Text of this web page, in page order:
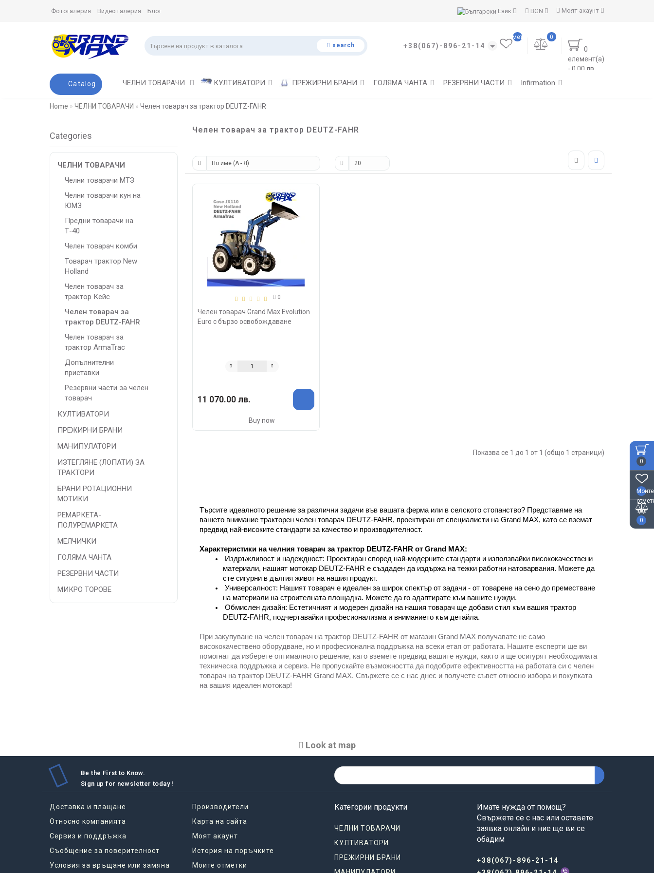
0
Моите
(0)
0
Моят акаунт
BGN
Език
Фотогалерия Видео галерия Блог
search +38(067)-896-21-14
0
елемент(а)
- 0.00 лв.
0
отметки
(0)
Catalog ЧЕЛНИ ТОВАРАЧИ КУЛТИВАТОРИ ПРЕЖИРНИ БРАНИ ГОЛЯМА ЧАНТА РЕЗЕРВНИ ЧАСТИ Infirmation
Home ЧЕЛНИ ТОВАРАЧИ Челен товарач за трактор DEUTZ-FAHR
Categories
ЧЕЛНИ ТОВАРАЧИ
Челни товарачи МТЗ
Челни товарачи кун на
ЮМЗ
Предни товарачи на
Т-40
Челен товарач комби
Товарач трактор New
Holland
Челен товарач за
трактор Кейс
Челен товарач за
трактор DEUTZ-FAHR
Челен товарач за
трактор ArmaTrac
Допълнителни
приставки
Резервни части за челен
товарач
КУЛТИВАТОРИ
ПРЕЖИРНИ БРАНИ
МАНИПУЛАТОРИ
ИЗТЕГЛЯНЕ (ЛОПАТИ) ЗА
ТРАКТОРИ
БРАНИ РОТАЦИОННИ
МОТИКИ
РЕМАРКЕТА-
ПОЛУРЕМАРКЕТА
МЕЛЧИЧКИ
ГОЛЯМА ЧАНТА
РЕЗЕРВНИ ЧАСТИ
МИКРО ТОРОВЕ
Челен товарач за трактор DEUTZ-FAHR
0
Челен товарач Grand Max Evolution
Euro с бързо освобождаване
11 070.00 лв.
Buy now
Показва се 1 до 1 от 1 (общо 1 страници)
Търсите идеалното решение за различни задачи във вашата ферма или в селското стопанство? Представяме на
вашето внимание тракторен челен товарач DEUTZ-FAHR, проектиран от специалисти на Grand MAX, като се вземат
предвид най-високите стандарти за качество и производителност.
Характеристики на челния товарач за трактор DEUTZ-FAHR от Grand MAX:
Издръжливост и надеждност: Проектиран според най-модерните стандарти и използвайки висококачествени
материали, нашият мотокар DEUTZ-FAHR е създаден да издържа на тежки работни натоварвания. Можете да
сте сигурни в дългия живот на нашия продукт.
Универсалност: Нашият товарач е идеален за широк спектър от задачи - от товарене на сено до преместване
на материали на строителната площадка. Можете да го адаптирате към вашите нужди.
Обмислен дизайн: Естетичният и модерен дизайн на нашия товарач ще добави стил към вашия трактор
DEUTZ-FAHR, подчертавайки професионализма и вниманието към детайла.
При закупуване на челен товарач на трактор DEUTZ-FAHR от магазин Grand MAX получавате не само
висококачествено оборудване, но и професионална поддръжка на всеки етап от работата. Нашите експерти ще ви
помогнат да изберете оптималното решение, като вземете предвид вашите нужди, както и ще осигурят необходимата
техническа поддръжка и сервиз. Не пропускайте възможността да подобрите ефективността на работата си с челен
товарач на трактор DEUTZ-FAHR Grand MAX. Свържете се с нас днес и получете съвет относно избора и покупката
на вашия идеален мотокар!
Look at map
Be the First to Know.
Sign up for newsletter today !
Доставка и плащане
Относно компанията
Сервиз и поддръжка
Съобщение за поверителност
Условия за връщане или замяна
Производители
Карта на сайта
Моят акаунт
История на поръчките
Моите отметки
Категории продукти
ЧЕЛНИ ТОВАРАЧИ
КУЛТИВАТОРИ
ПРЕЖИРНИ БРАНИ
Имате нужда от помощ?
Свържете се с нас или оставете
заявка онлайн и ние ще ви се
обадим
+38(067)-896-21-14